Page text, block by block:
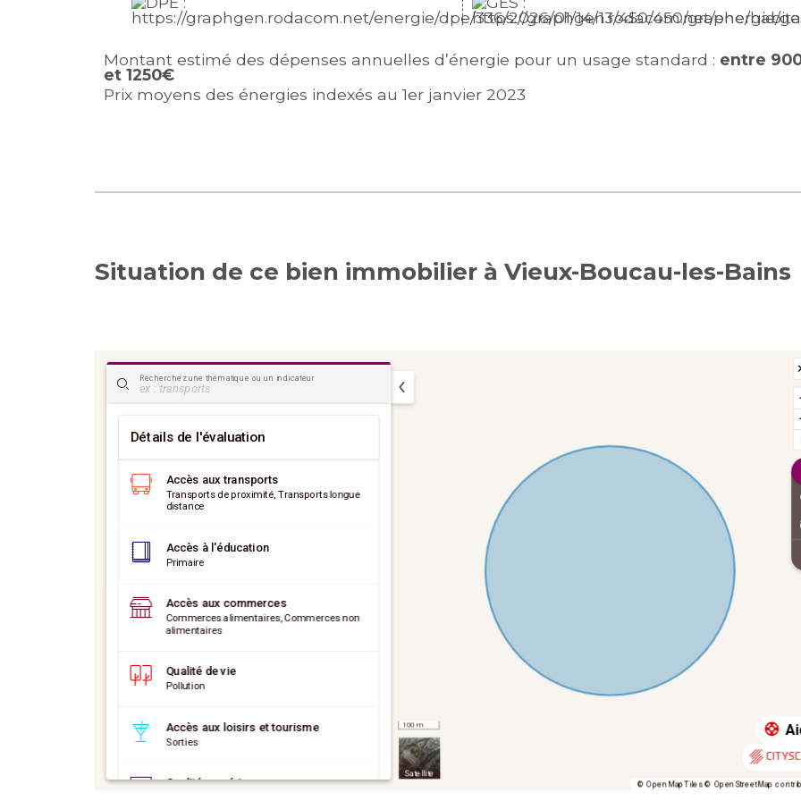
Montant estimé des dépenses annuelles d’énergie pour un usage standard : entre
et 1250€
Prix moyens des énergies indexés au 1er janvier 2023
Situation de ce bien immobilier à Vieux-Boucau-les-Bains